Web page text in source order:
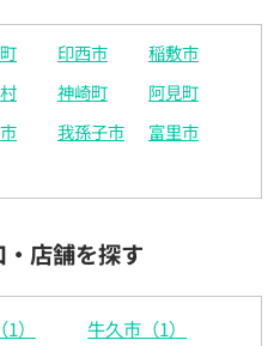
印西市
稲敷市
神崎町
阿見町
我孫子市
富里市
店舗を探す
）
牛久市（1）